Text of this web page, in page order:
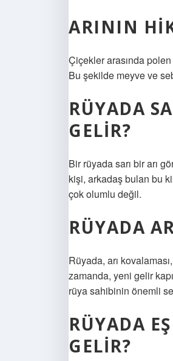
ARININ
Çiçekler arasında
Bu şekilde meyve ve
RÜYADA
GELIR?
Bir rüyada sarı bir arı
kişi, arkadaş bulan bu
çok olumlu değil.
RÜYADA
Rüyada, arı
zamanda, yeni gelir
rüya sahibinin önemli
RÜYADA
GELIR?